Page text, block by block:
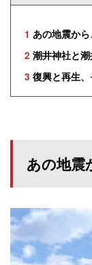
1 あの地震か
2 潮井神社と
3 復興と再生
あの地震